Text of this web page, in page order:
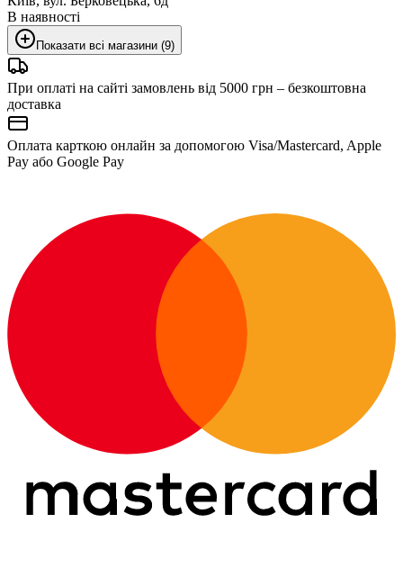
В наявності
Показати всі магазини (9)
При оплаті на сайті замовлень від 5000 грн – безкоштовна
доставка
Оплата карткою онлайн за допомогою Visa/Mastercard, Apple
Pay або Google Pay